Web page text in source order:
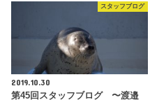
スタッフブログ
2019.10.30
第45回スタッフブログ 〜渡邉